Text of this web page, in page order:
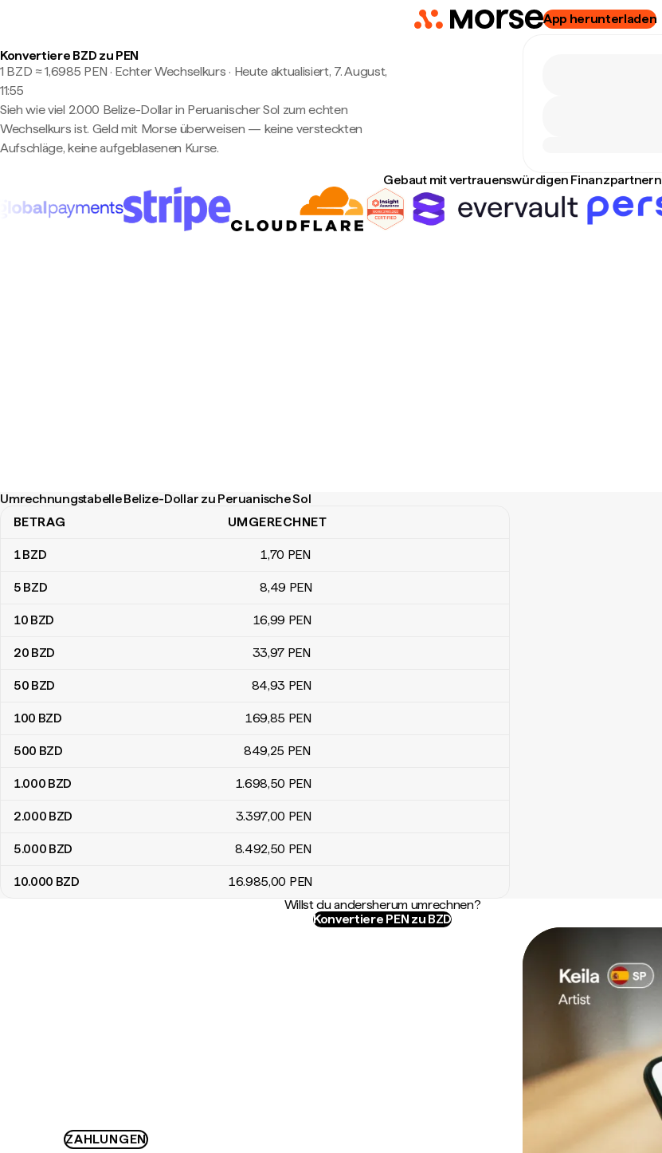
App herunterladen
Konvertiere BZD zu PEN
1 BZD ≈ 1,6985 PEN · Echter Wechselkurs · Heute aktualisiert, 7. August,
11:55
Sieh wie viel 2.000 Belize-Dollar in Peruanischer Sol zum echten
Wechselkurs ist. Geld mit Morse überweisen — keine versteckten
Aufschläge, keine aufgeblasenen Kurse.
Gebaut mit vertrauenswürdigen Finanzpartnern
Umrechnungstabelle Belize-Dollar zu Peruanische Sol
Umrechnungstabelle Belize-Dollar zu Peruanische Sol
BETRAG UMGERECHNET
1BZD 1,70 PEN
5 BZD 8,49 PEN
10 BZD 16,99 PEN
20 BZD 33,97 PEN
50 BZD 84,93 PEN
100 BZD 169,85 PEN
500 BZD 849,25 PEN
1.000 BZD 1.698,50 PEN
2.000 BZD 3.397,00 PEN
5.000 BZD 8.492,50 PEN
10.000 BZD 16.985,00 PEN
Willst du andersherum umrechnen?
Konvertiere PEN zu BZD
ZAHLUNGEN